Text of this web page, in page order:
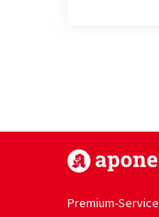
Premium-Service